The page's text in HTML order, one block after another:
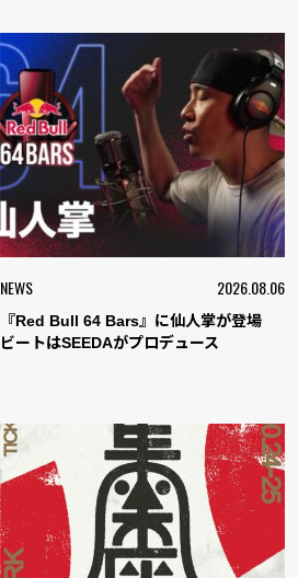
NEWS 2026.08.06
『Red Bull 64 Bars』に仙人掌が登場
ビートはSEEDAがプロデュース